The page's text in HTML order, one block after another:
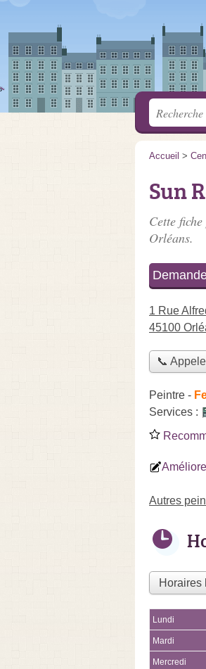
Accueil >
Sun
Cette
Orléans.
1 Rue
45100
📞
Peintre -
Services :
Autres
Lundi
Mardi
Mercredi